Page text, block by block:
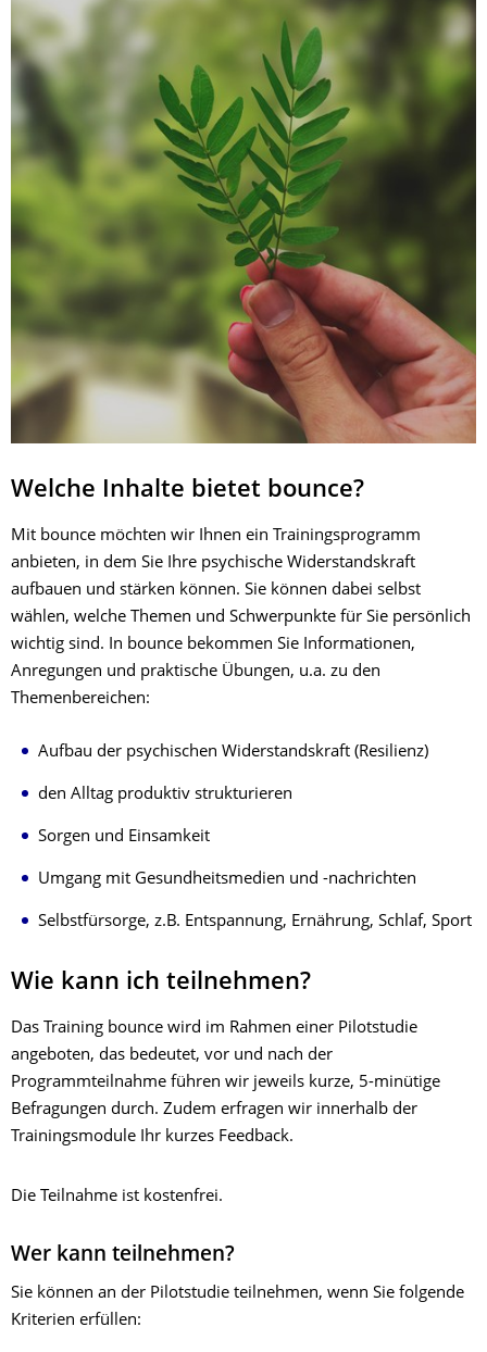
Welche Inhalte bietet bounce?
Mit bounce möchten wir Ihnen ein Trainingsprogramm
anbieten, in dem Sie Ihre psychische Widerstandskraft
aufbauen und stärken können. Sie können dabei selbst
wählen, welche Themen und Schwerpunkte für Sie persönlich
wichtig sind. In bounce bekommen Sie Informationen,
Anregungen und praktische Übungen, u.a. zu den
Themenbereichen:
Aufbau der psychischen Widerstandskraft (Resilienz)
den Alltag produktiv strukturieren
Sorgen und Einsamkeit
Umgang mit Gesundheitsmedien und -nachrichten
Selbstfürsorge, z.B. Entspannung, Ernährung, Schlaf, Sport
Wie kann ich teilnehmen?
Das Training bounce wird im Rahmen einer Pilotstudie
angeboten, das bedeutet, vor und nach der
Programmteilnahme führen wir jeweils kurze, 5-minütige
Befragungen durch. Zudem erfragen wir innerhalb der
Trainingsmodule Ihr kurzes Feedback.
Die Teilnahme ist kostenfrei.
Wer kann teilnehmen?
Sie können an der Pilotstudie teilnehmen, wenn Sie folgende
Kriterien erfüllen: